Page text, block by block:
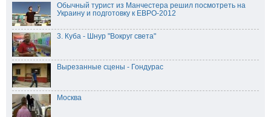
Обычный турист из Манчестера решил посмотреть на
Украину и подготовку к ЕВРО-2012
3. Куба - Шнур "Вокруг света"
Вырезанные сцены - Гондурас
Москва